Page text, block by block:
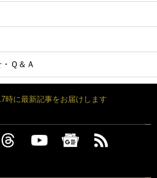
Ｑ＆Ａ
時に最新記事をお届けします